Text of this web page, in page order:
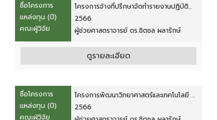
ชื่อโครงการ
แหล่งทุน (ปี)
คณะผู้วิจัย
โครงการจ้างที่ปรึกษาจัดทำรายงานปฏิบัติ
ตามมาตราป้องกันและแก้ไขผลกระทบสิ่ง
แวดล้อม (EIA) หอดูดาวเฉลิมพระเกียรติ 7
พ.ศ. 2566
2566
ผู้ช่วยศาสตราจารย์ ดร.ชิตชล ผลารักษ์
ดูรายละเอียด
ชื่อโครงการ
แหล่งทุน (ปี)
คณะผู้วิจัย
โครงการพัฒนาวิทยาศาสตร์และเทคโนโลยี สู่
ความมั่นคง ระดับน้ำชุมชน ระยะที่ 2 มั่นคง
2566